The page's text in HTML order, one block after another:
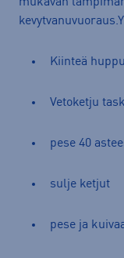
Kiinteä
Vetoketju
pese 40
sulje ketjut
pese ja